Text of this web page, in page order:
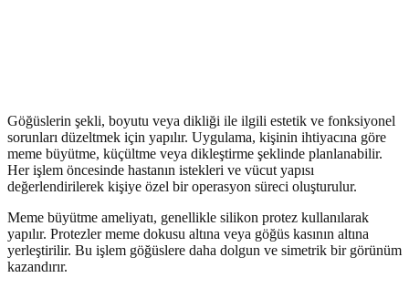
Göğüslerin şekli, boyutu veya dikliği ile ilgili estetik ve fonksiyonel
sorunları düzeltmek için yapılır. Uygulama, kişinin ihtiyacına göre
meme büyütme, küçültme veya dikleştirme şeklinde planlanabilir.
Her işlem öncesinde hastanın istekleri ve vücut yapısı
değerlendirilerek kişiye özel bir operasyon süreci oluşturulur.
Meme büyütme ameliyatı, genellikle silikon protez kullanılarak
yapılır. Protezler meme dokusu altına veya göğüs kasının altına
yerleştirilir. Bu işlem göğüslere daha dolgun ve simetrik bir görünüm
kazandırır.